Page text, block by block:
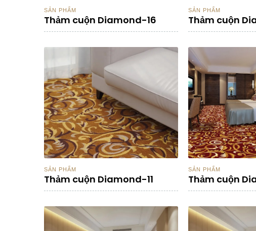
SẢN PHẨM
Thảm cuộn Diamond-16
SẢN PHẨM
Thảm cuộn
SẢN PHẨM
Thảm cuộn Diamond-11
SẢN PHẨM
Thảm cuộn